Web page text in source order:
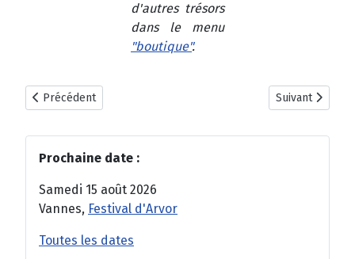
d'autres trésors
dans le menu
"boutique".
Article précédent : "2 - Mémoire d'aujourd'hui" : les airs du
Précédent Article suivant
Suivant
Prochaine date :
Samedi 15 août 2026
Vannes, Festival d'Arvor
Toutes les dates